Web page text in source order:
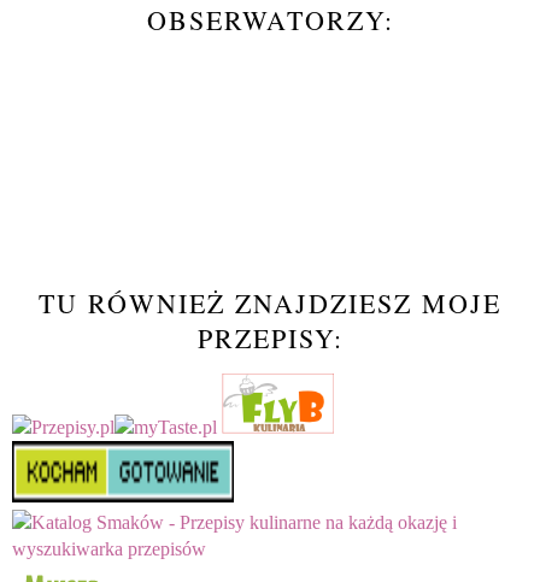
OBSERWATORZY:
TU RÓWNIEŻ ZNAJDZIESZ MOJE
PRZEPISY: